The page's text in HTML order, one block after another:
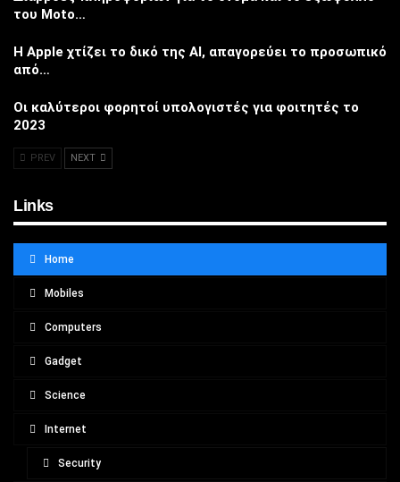
του Moto…
Η Apple χτίζει το δικό της AI, απαγορεύει το προσωπικό
από…
Οι καλύτεροι φορητοί υπολογιστές για φοιτητές το
2023
PREV NEXT
Links
Home
Mobiles
Computers
Gadget
Science
Internet
Security